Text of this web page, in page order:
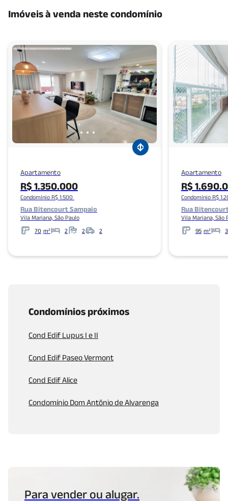
Imóveis à venda neste condomínio
Apartamento
R$ 1.350.000
Condomínio R$ 1.500
Rua Bitencourt Sampaio
Vila Mariana, São Paulo
70 m²
Metros 2 2
Banheiros 2
Garagens
Apartamento
R$
Condomínio R$
Rua
Vila Mariana, São
95 m²
Metros 3
Condomínios próximos
Cond Edif Lupus I e II
Cond Edif Paseo Vermont
Cond Edif Alice
Condomínio Dom Antõnio de Alvarenga
Para vender ou alugar.